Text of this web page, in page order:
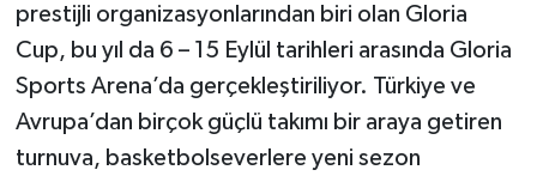
prestijli organizasyonlarından biri olan Gloria
Cup, bu yıl da 6 – 15 Eylül tarihleri arasında Gloria
Sports Arena’da gerçekleştiriliyor. Türkiye ve
Avrupa’dan birçok güçlü takımı bir araya getiren
turnuva, basketbolseverlere yeni sezon